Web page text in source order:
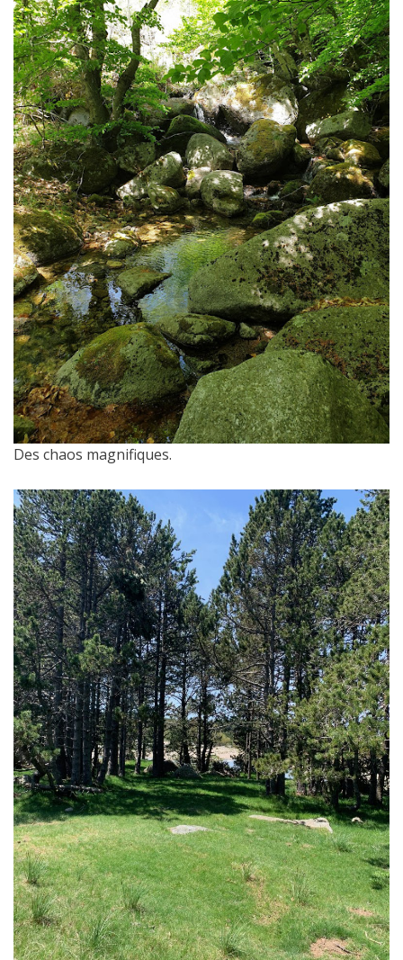
Des chaos magnifiques.